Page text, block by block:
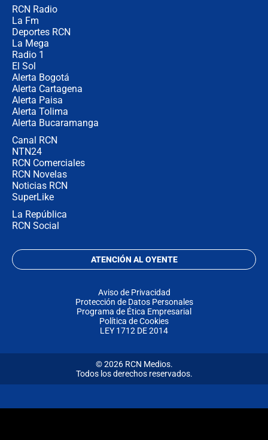
RCN Radio
La Fm
Deportes RCN
La Mega
Radio 1
El Sol
Alerta Bogotá
Alerta Cartagena
Alerta Paisa
Alerta Tolima
Alerta Bucaramanga
Canal RCN
NTN24
RCN Comerciales
RCN Novelas
Noticias RCN
SuperLike
La República
RCN Social
ATENCIÓN AL OYENTE
Aviso de Privacidad
Protección de Datos Personales
Programa de Ética Empresarial
Política de Cookies
LEY 1712 DE 2014
© 2026 RCN Medios.
Todos los derechos reservados.